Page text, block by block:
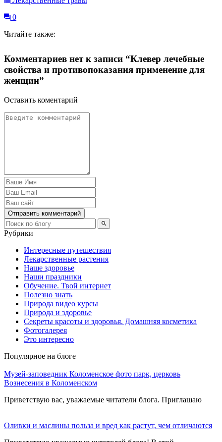
0
Читайте также:
Комментариев нет к записи “Клевер лечебные
свойства и противопоказания применение для
женщин”
Оставить коментарий
Отправить комментарий
Рубрики
Интересные путешествия
Лекарственные растения
Наше здоровье
Наши праздники
Обучение. Твой интернет
Полезно знать
Природа видео курсы
Природа и здоровье
Секреты красоты и здоровья. Домашняя косметика
Фотогалерея
Это интересно
Популярное на блоге
Музей-заповедник Коломенское фото парк, церковь
Вознесения в Коломенском
Приветствую вас, уважаемые читатели блога. Приглашаю
Оливки и маслины польза и вред как растут, чем отличаются